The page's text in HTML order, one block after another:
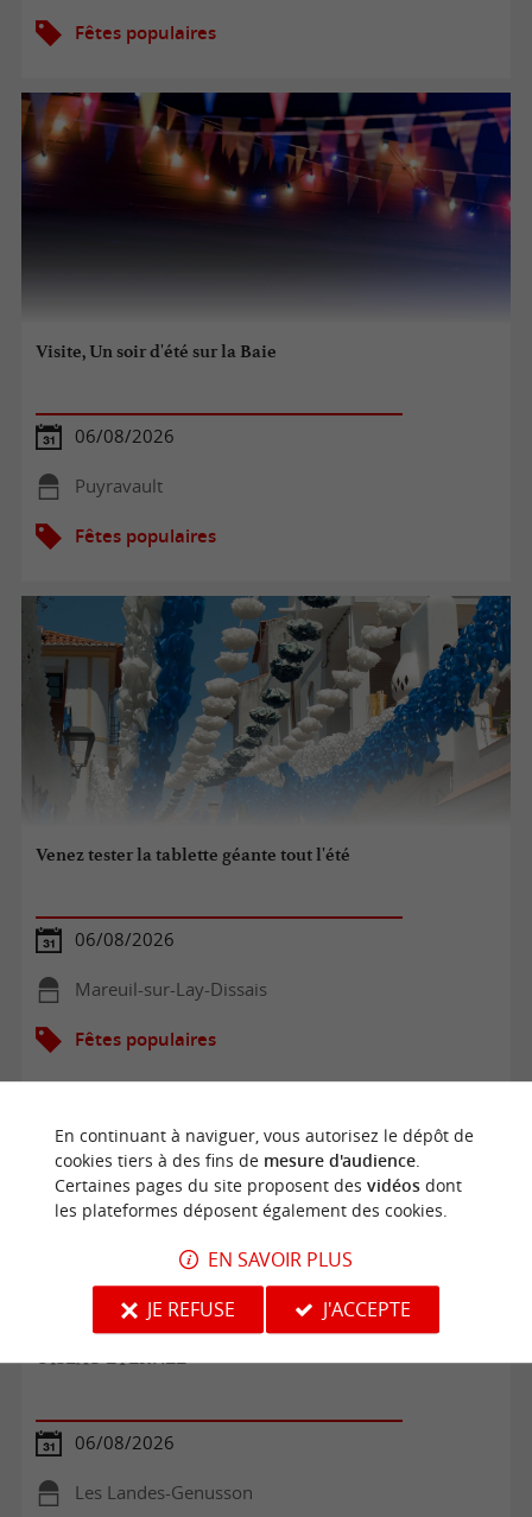
Fêtes populaires
Visite, Un soir d'été sur la Baie
06/08/2026
Puyravault
Fêtes populaires
Venez tester la tablette géante tout l'été
06/08/2026
Mareuil-sur-Lay-Dissais
Fêtes populaires
OISEAU ÉTERNEL
06/08/2026
Les Landes-Genusson
En continuant à naviguer, vous autorisez le dépôt de
cookies tiers à des fins de mesure d'audience.
Certaines pages du site proposent des vidéosdont
les plateformes déposent également des cookies.
EN SAVOIR PLUS
JE REFUSE
J'ACCEPTE